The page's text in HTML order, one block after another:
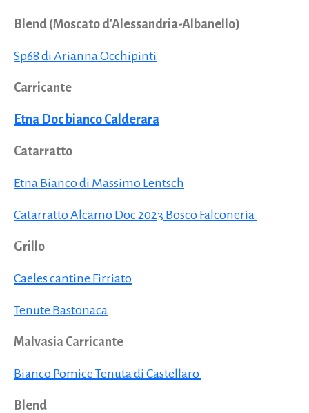
Blend (Moscato d'Alessandria-Albanello)
Sp68 di Arianna Occhipinti
Carricante
Etna Doc bianco Calderara
Catarratto
Etna Bianco di Massimo Lentsch
Catarratto Alcamo Doc 2023 Bosco Falconeria
Grillo
Caeles cantine Firriato
Tenute Bastonaca
Malvasia Carricante
Bianco Pomice Tenuta di Castellaro
Blend